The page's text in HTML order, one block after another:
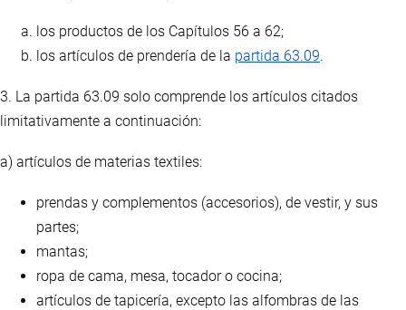
los productos de los Capítulos 56 a 62;
los artículos de prendería de la partida 63.09.
3. La partida 63.09 solo comprende los artículos citados
limitativamente a continuación:
a) artículos de materias textiles:
prendas y complementos (accesorios), de vestir, y sus
partes;
mantas;
ropa de cama, mesa, tocador o cocina;
artículos de tapicería, excepto las alfombras de las